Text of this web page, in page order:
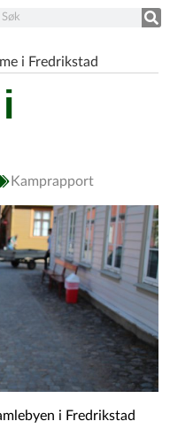
i Fredrikstad
Kamprapport
i Fredrikstad